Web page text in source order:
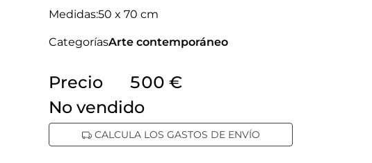
Precio
500 €
no vendido
CALCULA LOS GASTOS DE ENVÍO
Medidas:50 x 70 cm
CategoríasArte contemporáneo